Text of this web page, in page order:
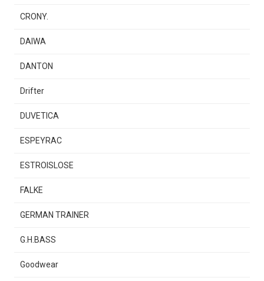
CRONY.
DAIWA
DANTON
Drifter
DUVETICA
ESPEYRAC
ESTROISLOSE
FALKE
GERMAN TRAINER
G.H.BASS
Goodwear